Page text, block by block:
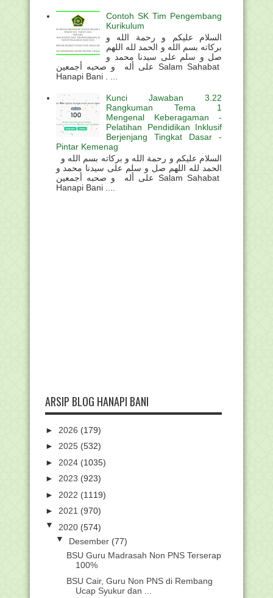
Contoh SK Tim Pengembang
Kurikulum
السلام عليكم و رحمة الله و
بركاته بسم الله و الحمد لله اللهم
صل و سلم على سيدنا محمد و
على أله و صحبه أجمعين Salam Sahabat
Hanapi Bani . ...
Kunci Jawaban 3.22
Rangkuman Tema 1
Mengenal Keberagaman -
Pelatihan Pendidikan Inklusif
Berjenjang Tingkat Dasar -
Pintar Kemenag
الحمد لله اللهم صل و سلم على سيدنا محمد و
على أله و صحبه أجمعين Salam Sahabat
Hanapi Bani ....
ARSIP BLOG HANAPI BANI
► 2026 (179)
► 2025 (532)
► 2024 (1035)
► 2023 (923)
► 2022 (1119)
► 2021 (970)
▼ 2020 (574)
▼ Desember (77)
BSU Guru Madrasah Non PNS Terserap
100%
BSU Cair, Guru Non PNS di Rembang
Ucap Syukur dan ...